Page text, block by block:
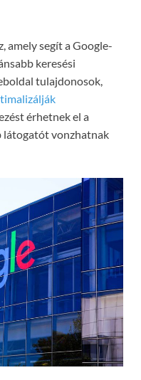
amely segít a Google-
keresési
tulajdonosok,
érhetnek el a
látogatót vonzhatnak